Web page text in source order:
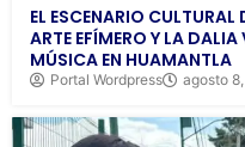
EL ESCENARIO CULTURAL
ARTE EFÍMERO Y LA
MÚSICA EN HUAMANTLA
Portal Wordpress agosto